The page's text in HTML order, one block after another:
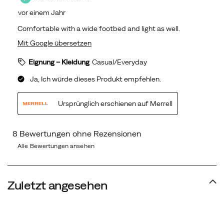
Alle Bewertungen ansehen
Zuletzt angesehen